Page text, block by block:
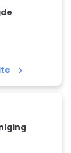
keyboard_arrow_right